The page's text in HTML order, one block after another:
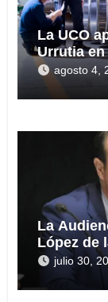
La UCO
Urrutia
Tubos
agosto 4,
La
López de
de 112,8
julio 30,